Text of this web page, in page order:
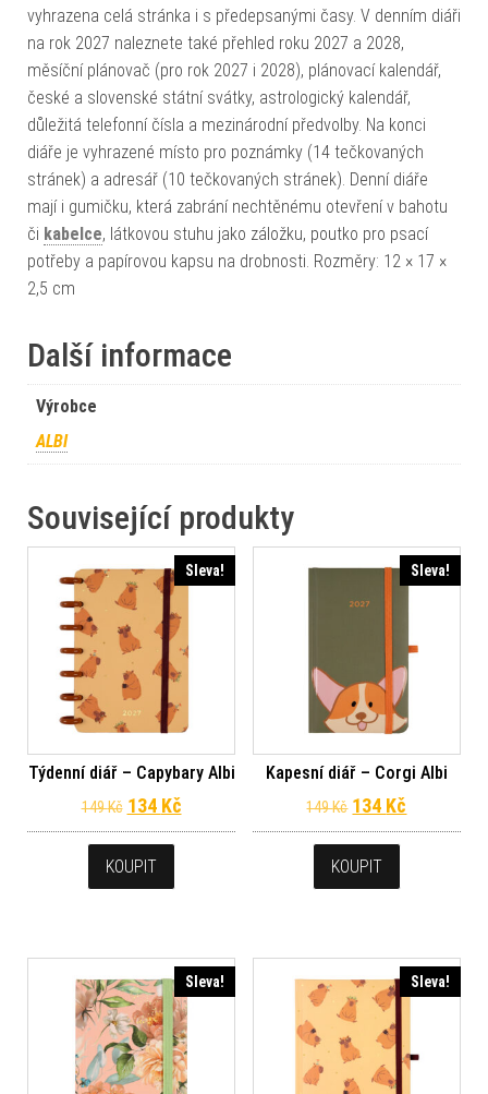
vyhrazena celá stránka i s předepsanými časy. V denním diáři
na rok 2027 naleznete také přehled roku 2027 a 2028,
měsíční plánovač (pro rok 2027 i 2028), plánovací kalendář,
české a slovenské státní svátky, astrologický kalendář,
důležitá telefonní čísla a mezinárodní předvolby. Na konci
diáře je vyhrazené místo pro poznámky (14 tečkovaných
stránek) a adresář (10 tečkovaných stránek). Denní diáře
mají i gumičku, která zabrání nechtěnému otevření v bahotu
či kabelce, látkovou stuhu jako záložku, poutko pro psací
potřeby a papírovou kapsu na drobnosti. Rozměry: 12 × 17 ×
2,5 cm
Další informace
Výrobce
ALBI
Související produkty
Sleva!
Týdenní diář – Capybary Albi
149Kč Původní cena byla: 149 Kč.
134 KčAktuální cena je: 134 Kč.
KOUPIT
Sleva!
Kapesní diář – Corgi Albi
149Kč Původní cena
134 Kč
KOUPIT
Sleva! Sleva!